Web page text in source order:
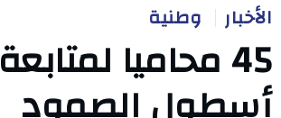
الأخبار وطنية
45 محاميا لمتابعة